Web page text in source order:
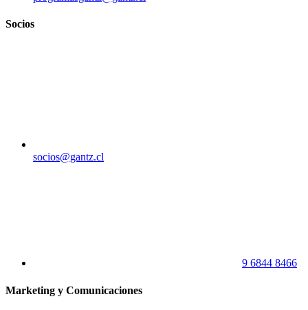
Socios
socios@gantz.cl
9 6844 8466
Marketing y Comunicaciones